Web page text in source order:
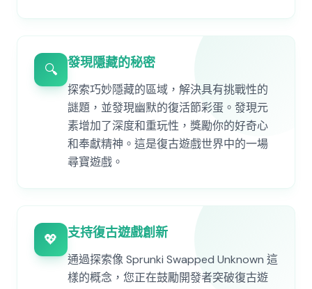
🔍 發現隱藏的秘密
探索巧妙隱藏的區域，解決具有挑戰性的
謎題，並發現幽默的復活節彩蛋。發現元
素增加了深度和重玩性，獎勵你的好奇心
和奉獻精神。這是復古遊戲世界中的一場
尋寶遊戲。
💖 支持復古遊戲創新
通過探索像 Sprunki Swapped Unknown 這
樣的概念，您正在鼓勵開發者突破復古遊